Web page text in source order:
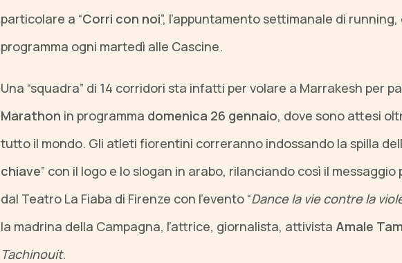
particolare a “Corri con noi”, l’appuntamento settimanale di
programma ogni martedì alle Cascine.
Una “squadra” di 14 corridori sta infatti per volare a Marrakesh per
Marathon in programma domenica 26 gennaio, dove sono attesi
tutto il mondo. Gli atleti fiorentini correranno indossando la spilla
chiave” con il logo e lo slogan in arabo, rilanciando così il
dal Teatro La Fiaba di Firenze con l’evento “Dance la vie contre la
la madrina della Campagna, l’attrice, giornalista, attivista Amale
Tachinouit.